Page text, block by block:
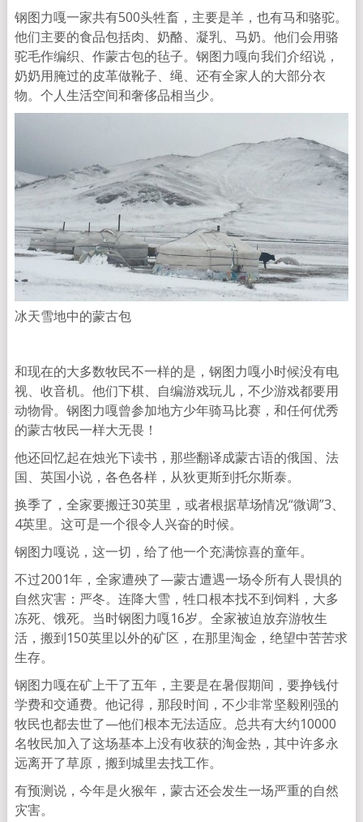
钢图力嘎一家共有500头牲畜，主要是羊，也有马和骆驼。
他们主要的食品包括肉、奶酪、凝乳、马奶。他们会用骆
驼毛作编织、作蒙古包的毡子。钢图力嘎向我们介绍说，
奶奶用腌过的皮革做靴子、绳、还有全家人的大部分衣
物。个人生活空间和奢侈品相当少。
冰天雪地中的蒙古包
和现在的大多数牧民不一样的是，钢图力嘎小时候没有电
视、收音机。他们下棋、自编游戏玩儿，不少游戏都要用
动物骨。钢图力嘎曾参加地方少年骑马比赛，和任何优秀
的蒙古牧民一样大无畏！
他还回忆起在烛光下读书，那些翻译成蒙古语的俄国、法
国、英国小说，各色各样，从狄更斯到托尔斯泰。
换季了，全家要搬迁30英里，或者根据草场情况“微调”3、
4英里。这可是一个很令人兴奋的时候。
钢图力嘎说，这一切，给了他一个充满惊喜的童年。
不过2001年，全家遭殃了—蒙古遭遇一场令所有人畏惧的
自然灾害：严冬。连降大雪，牲口根本找不到饲料，大多
冻死、饿死。当时钢图力嘎16岁。全家被迫放弃游牧生
活，搬到150英里以外的矿区，在那里淘金，绝望中苦苦求
生存。
钢图力嘎在矿上干了五年，主要是在暑假期间，要挣钱付
学费和交通费。他记得，那段时间，不少非常坚毅刚强的
牧民也都去世了—他们根本无法适应。总共有大约10000
名牧民加入了这场基本上没有收获的淘金热，其中许多永
远离开了草原，搬到城里去找工作。
有预测说，今年是火猴年，蒙古还会发生一场严重的自然
灾害。